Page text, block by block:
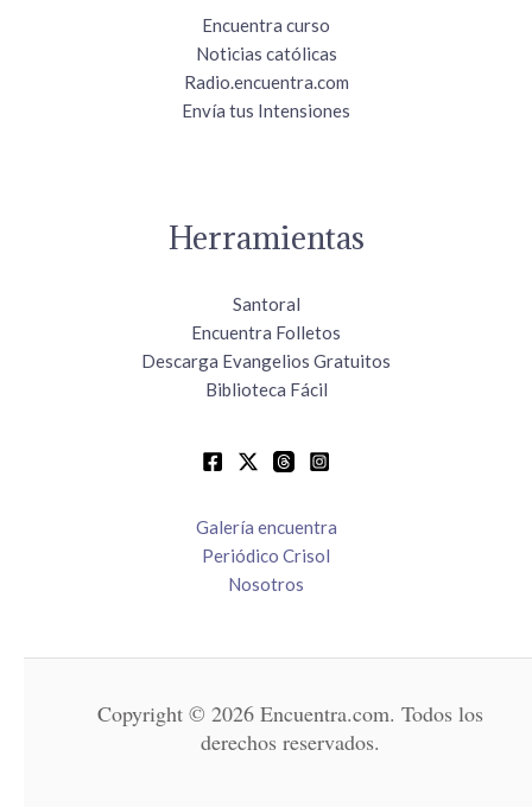
Encuentra curso
Noticias católicas
Radio.encuentra.com
Envía tus Intensiones
Herramientas
Santoral
Encuentra Folletos
Descarga Evangelios Gratuitos
Biblioteca Fácil
Galería encuentra
Periódico Crisol
Nosotros
Copyright © 2026 Encuentra.com. Todos los
derechos reservados.